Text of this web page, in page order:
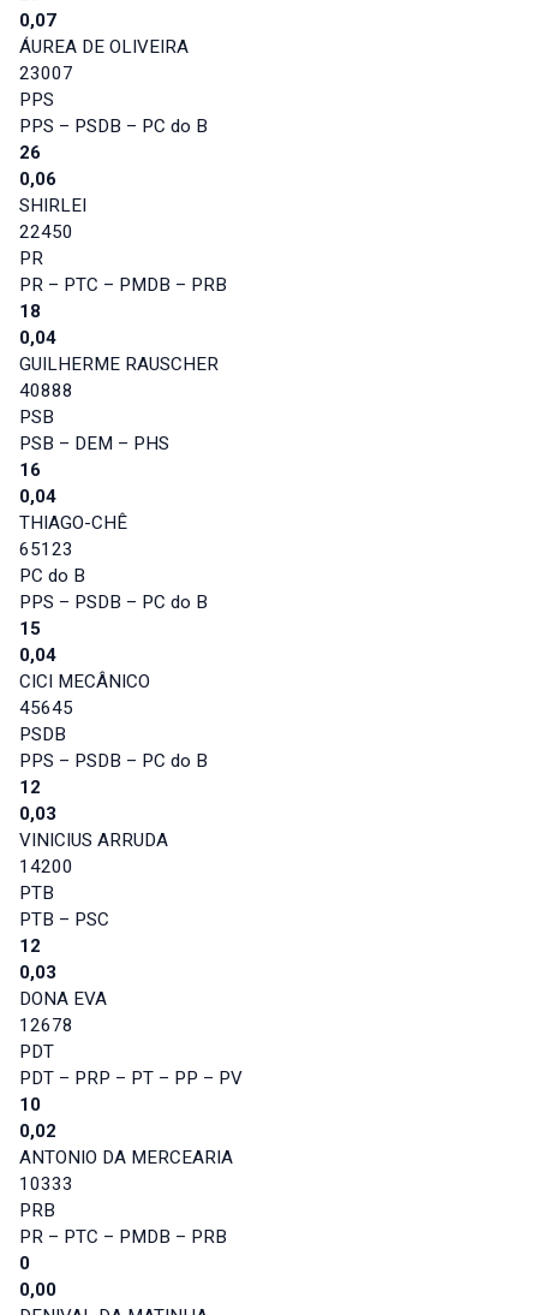
0,07
ÁUREA DE OLIVEIRA
23007
PPS
PPS – PSDB – PC do B
26
0,06
SHIRLEI
22450
PR
PR – PTC – PMDB – PRB
18
0,04
GUILHERME RAUSCHER
40888
PSB
PSB – DEM – PHS
16
0,04
THIAGO-CHÊ
65123
PC do B
PPS – PSDB – PC do B
15
0,04
CICI MECÂNICO
45645
PSDB
PPS – PSDB – PC do B
12
0,03
VINICIUS ARRUDA
14200
PTB
PTB – PSC
12
0,03
DONA EVA
12678
PDT
PDT – PRP – PT – PP – PV
10
0,02
ANTONIO DA MERCEARIA
10333
PRB
PR – PTC – PMDB – PRB
0
0,00